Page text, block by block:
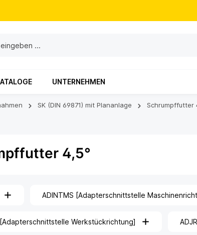
UNTERNEHMEN
SK (DIN 69871) mit Plananlage Schrumpffutter
4,5°
ADINTMS [Adapterschnittstelle
Werkstückrichtung]